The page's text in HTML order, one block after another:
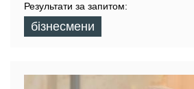
Результати за запитом:
бізнесмени